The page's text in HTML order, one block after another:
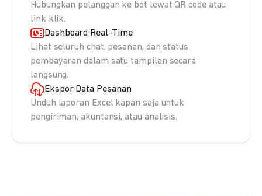
Hubungkan pelanggan ke bot lewat QR code atau
link klik.
Dashboard Real-Time
Lihat seluruh chat, pesanan, dan status
pembayaran dalam satu tampilan secara
langsung.
Ekspor Data Pesanan
Unduh laporan Excel kapan saja untuk
pengiriman, akuntansi, atau analisis.